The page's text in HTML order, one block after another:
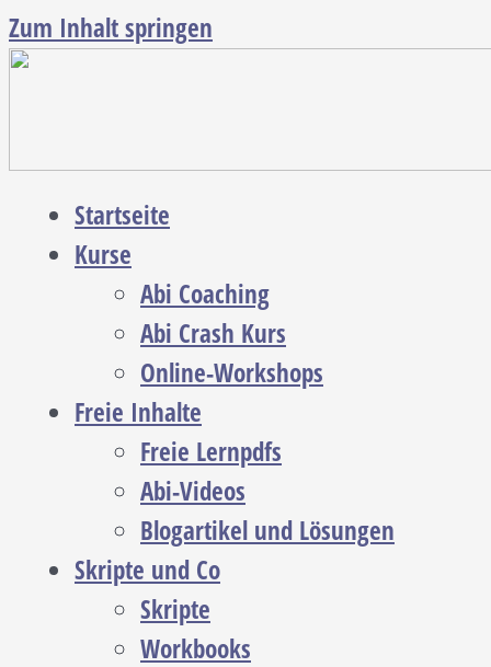
Zum Inhalt springen
Startseite
Kurse
Abi Coaching
Abi Crash Kurs
Online-Workshops
Freie Inhalte
Freie Lernpdfs
Abi-Videos
Blogartikel und Lösungen
Skripte und Co
Skripte
Workbooks